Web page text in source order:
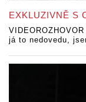
EXKLUZIVNĚ S
já to nedovedu,